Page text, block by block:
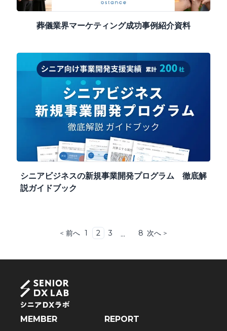
葬儀業界マーケティング成功事例紹介資料
シニアビジネスの新規事業開発プログラム 徹底解
説ガイドブック
＜ 前へ 1 2 3 ... More pages
8 次へ ＞
MEMBER
REPORT